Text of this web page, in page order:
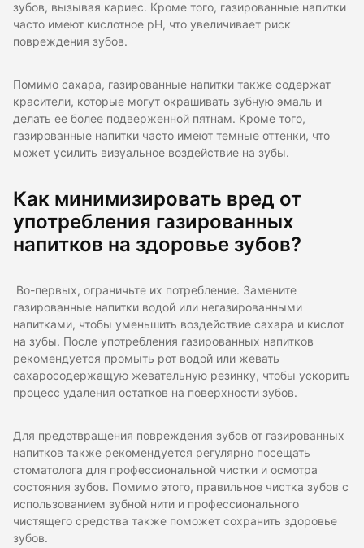
зубов, вызывая кариес. Кроме того, газированные напитки
часто имеют кислотное pH, что увеличивает риск
повреждения зубов.
Помимо сахара, газированные напитки также содержат
красители, которые могут окрашивать зубную эмаль и
делать ее более подверженной пятнам. Кроме того,
газированные напитки часто имеют темные оттенки, что
может усилить визуальное воздействие на зубы.
Как минимизировать вред от
употребления газированных
напитков на здоровье зубов?
Во-первых, ограничьте их потребление. Замените
газированные напитки водой или негазированными
напитками, чтобы уменьшить воздействие сахара и кислот
на зубы. После употребления газированных напитков
рекомендуется промыть рот водой или жевать
сахаросодержащую жевательную резинку, чтобы ускорить
процесс удаления остатков на поверхности зубов.
Для предотвращения повреждения зубов от газированных
напитков также рекомендуется регулярно посещать
стоматолога для профессиональной чистки и осмотра
состояния зубов. Помимо этого, правильное чистка зубов с
использованием зубной нити и профессионального
чистящего средства также поможет сохранить здоровье
зубов.